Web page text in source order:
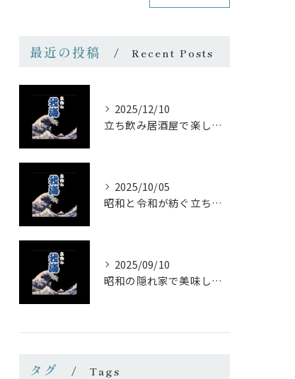
最近の投稿 Recent Posts
2025/12/10
立ち飲み居酒屋で楽しむ昭和の懐かし空間と多彩なお酒
2025/10/05
昭和と令和が紡ぐ立ち飲みの味わい
2025/09/10
昭和の隠れ家で美味しい一杯を
タグ Tags